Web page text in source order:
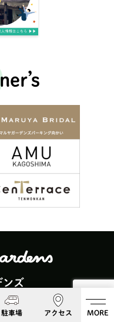
駐車場 アクセス MORE
ンズ
市呉服町６−５